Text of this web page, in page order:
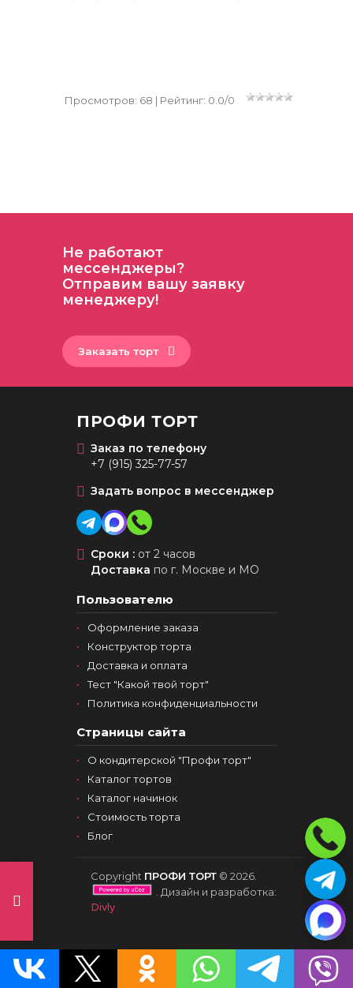
Просмотров: 68 | Рейтинг: 0.0/0
Не работают
мессенджеры?
Отправим вашу заявку
менеджеру!
Заказать торт
ПРОФИ ТОРТ
Заказ по телефону
+7 (915) 325-77-57
Задать вопрос в мессенджер
Сроки : от 2 часов
Доставка по г. Москве и МО
Пользователю
Оформление заказа
Конструктор торта
Доставка и оплата
Тест "Какой твой торт"
Политика конфиденциальности
Страницы сайта
О кондитерской "Профи торт"
Каталог тортов
Каталог начинок
Стоимость торта
Блог
Copyright ПРОФИ ТОРТ © 2026.
. Дизайн и разработка:
Divly